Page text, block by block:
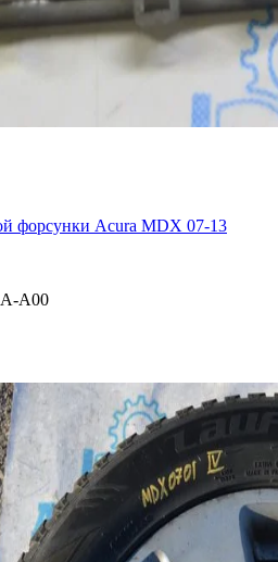
форсунки Acura MDX 07-13
A00